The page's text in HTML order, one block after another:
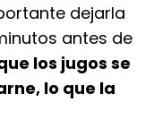
dejarla
antes de
los jugos se
lo que la